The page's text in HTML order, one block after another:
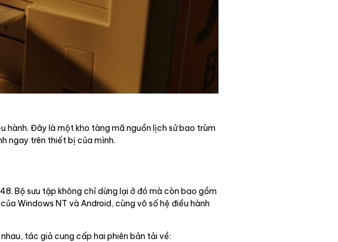
hành. Đây là một kho tàng mã nguồn lịch sử bao trùm
ngay trên thiết bị của mình.
Bộ sưu tập không chỉ dừng lại ở đó mà còn bao gồm
Windows NT và Android, cùng vô số hệ điều hành
tác giả cung cấp hai phiên bản tải về: